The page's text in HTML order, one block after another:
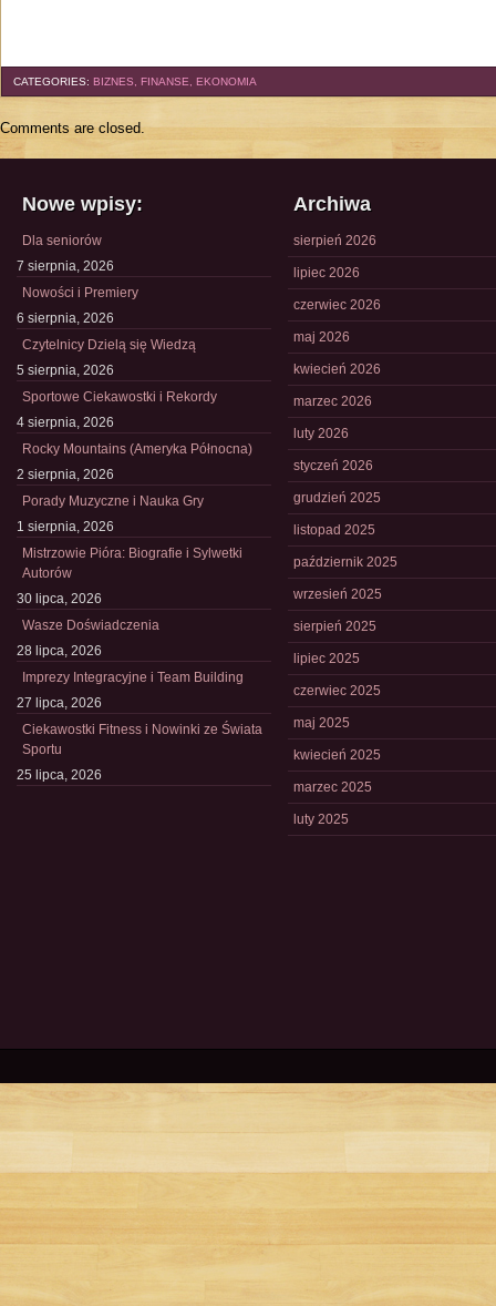
CATEGORIES: BIZNES, FINANSE, EKONOMIA
Comments are closed.
Nowe wpisy:
Dla seniorów
7 sierpnia, 2026
Nowości i Premiery
6 sierpnia, 2026
Czytelnicy Dzielą się Wiedzą
5 sierpnia, 2026
Sportowe Ciekawostki i Rekordy
4 sierpnia, 2026
Rocky Mountains (Ameryka Północna)
2 sierpnia, 2026
Porady Muzyczne i Nauka Gry
1 sierpnia, 2026
Mistrzowie Pióra: Biografie i Sylwetki
Autorów
30 lipca, 2026
Wasze Doświadczenia
28 lipca, 2026
Imprezy Integracyjne i Team Building
27 lipca, 2026
Ciekawostki Fitness i Nowinki ze Świata
Sportu
25 lipca, 2026
Archiwa
sierpień 2026
lipiec 2026
czerwiec 2026
maj 2026
kwiecień 2026
marzec 2026
luty 2026
styczeń 2026
grudzień 2025
listopad 2025
październik 2025
wrzesień 2025
sierpień 2025
lipiec 2025
czerwiec 2025
maj 2025
kwiecień 2025
marzec 2025
luty 2025